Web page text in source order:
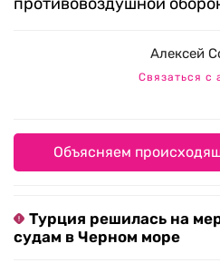
Алексей
Связаться с
Объясняем
Турция решилась на
судам в Черном море